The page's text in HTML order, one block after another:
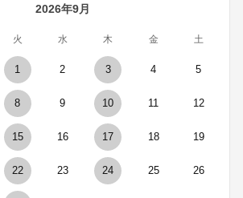
2026年9月
火 水 木 金 土
1 2 3 4 5
8 9 10 11 12
15 16 17 18 19
22 23 24 25 26